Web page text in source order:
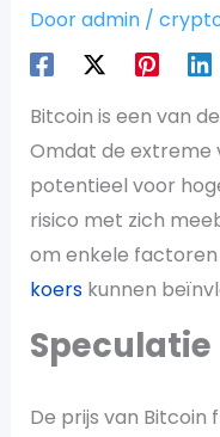
Dooradmin /
Bitcoin is een van
Omdat de extreme
potentieel voor
risico met zich
om enkele
koerskunnen
Speculatie
De prijs van